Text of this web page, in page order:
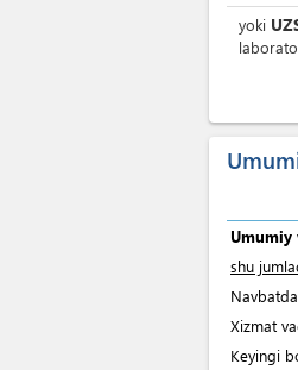
yoki
Umumiy
shu
Xizmat
Keyingi